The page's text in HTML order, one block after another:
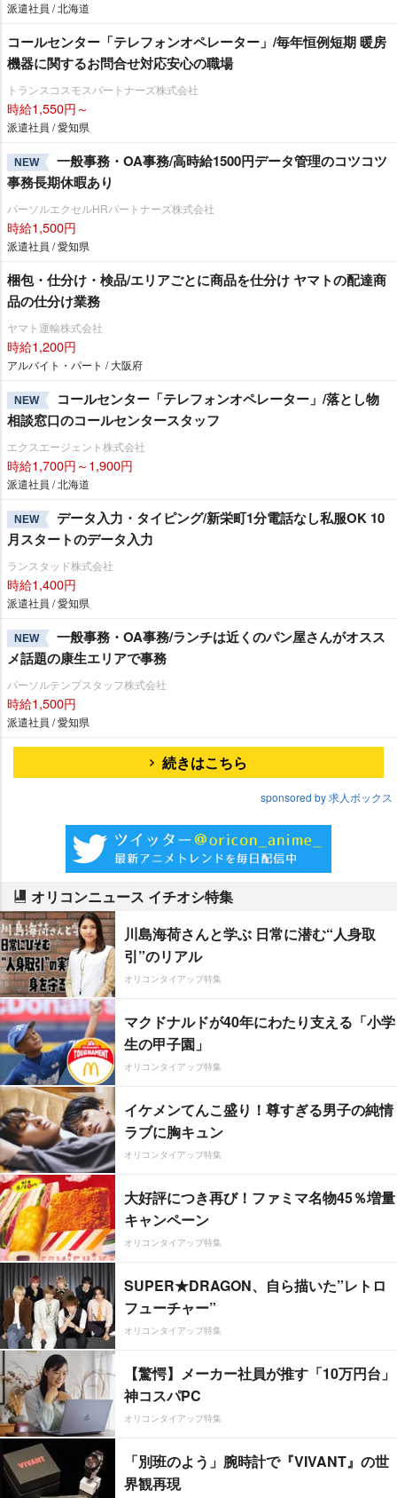
派遣社員 / 北海道
コールセンター「テレフォンオペレーター」/毎年恒例短期 暖房
機器に関するお問合せ対応安心の職場
トランスコスモスパートナーズ株式会社
時給1,550円～
派遣社員 / 愛知県
NEW
一般事務・OA事務/高時給1500円データ管理のコツコツ
事務長期休暇あり
パーソルエクセルHRパートナーズ株式会社
時給1,500円
派遣社員 / 愛知県
梱包・仕分け・検品/エリアごとに商品を仕分け ヤマトの配達商
品の仕分け業務
ヤマト運輸株式会社
時給1,200円
アルバイト・パート / 大阪府
NEW
コールセンター「テレフォンオペレーター」/落とし物
相談窓口のコールセンタースタッフ
エクスエージェント株式会社
時給1,700円～1,900円
派遣社員 / 北海道
NEW
データ入力・タイピング/新栄町1分電話なし私服OK 10
月スタートのデータ入力
ランスタッド株式会社
時給1,400円
派遣社員 / 愛知県
NEW
一般事務・OA事務/ランチは近くのパン屋さんがオスス
メ話題の康生エリアで事務
パーソルテンプスタッフ株式会社
時給1,500円
派遣社員 / 愛知県
続きはこちら
sponsored by 求人ボックス
オリコンニュース イチオシ特集
川島海荷さんと学ぶ 日常に潜む“人身取
引”のリアル
オリコンタイアップ特集
マクドナルドが40年にわたり支える「小学
生の甲子園」
オリコンタイアップ特集
イケメンてんこ盛り！尊すぎる男子の純情
ラブに胸キュン
オリコンタイアップ特集
大好評につき再び！ファミマ名物45％増量
キャンペーン
オリコンタイアップ特集
SUPER★DRAGON、自ら描いた”レトロ
フューチャー”
オリコンタイアップ特集
【驚愕】メーカー社員が推す「10万円台」
神コスパPC
オリコンタイアップ特集
「別班のよう」腕時計で『VIVANT』の世
界観再現